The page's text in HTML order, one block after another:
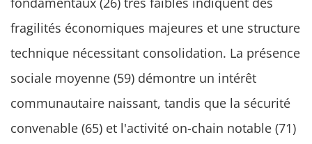
fragilités économiques majeures et une structure
technique nécessitant consolidation. La présence
sociale moyenne (59) démontre un intérêt
communautaire naissant, tandis que la sécurité
convenable (65) et l'activité on-chain notable (71)